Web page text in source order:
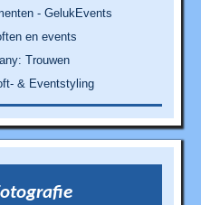
- GelukEvents
en events
Trouwen
& Eventstyling